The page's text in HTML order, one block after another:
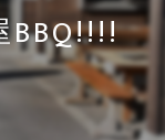
BBQ!!!!